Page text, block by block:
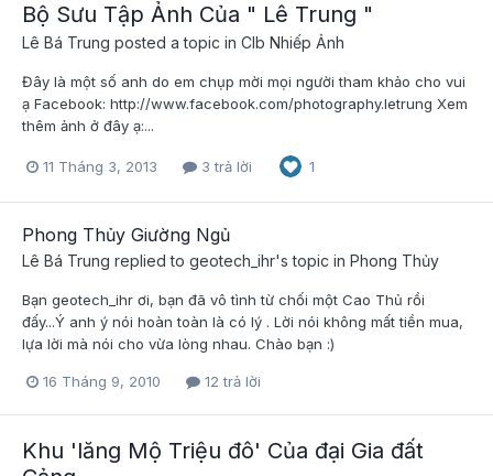
Bộ Sưu Tập Ảnh Của " Lê Trung "
Lê Bá Trung posted a topic in Clb Nhiếp Ảnh
Đây là một số anh do em chụp mời mọi người tham khảo cho vui
ạ Facebook: http://www.facebook.com/photography.letrung Xem
thêm ảnh ở đây ạ:...
11 Tháng 3, 2013 3 trả lời 1
Phong Thủy Giường Ngủ
Lê Bá Trung replied to geotech_ihr's topic in Phong Thủy
Bạn geotech_ihr ơi, bạn đã vô tình từ chối một Cao Thủ rồi
đấy...Ý anh ý nói hoàn toàn là có lý . Lời nói không mất tiền mua,
lựa lời mà nói cho vừa lòng nhau. Chào bạn :)
16 Tháng 9, 2010 12 trả lời
Khu 'lăng Mộ Triệu đô' Của đại Gia đất